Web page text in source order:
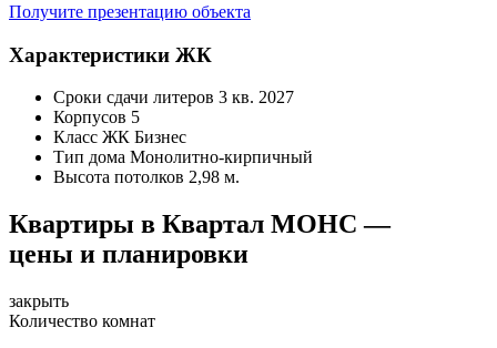
Получите презентацию объекта
Характеристики ЖК
Сроки сдачи литеров 3 кв. 2027
Корпусов 5
Класс ЖК Бизнес
Тип дома Монолитно-кирпичный
Высота потолков 2,98 м.
Квартиры в Квартал МОНС —
цены и планировки
закрыть
Количество комнат